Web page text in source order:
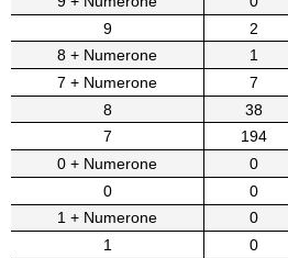
9
2
8 + Numerone
1
7 + Numerone
7
8
38
7
194
0 + Numerone
0
0
0
1 + Numerone
0
1
0